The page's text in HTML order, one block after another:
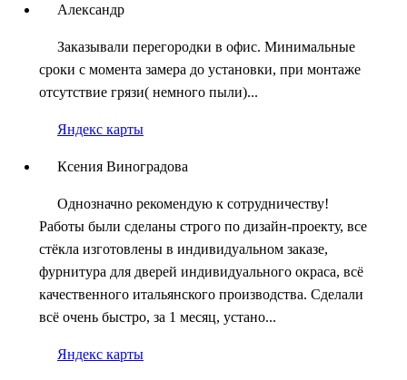
Александр
Заказывали перегородки в офис. Минимальные
сроки с момента замера до установки, при монтаже
отсутствие грязи( немного пыли)...
Яндекс карты
Ксения Виноградова
Однозначно рекомендую к сотрудничеству!
Работы были сделаны строго по дизайн-проекту, все
стёкла изготовлены в индивидуальном заказе,
фурнитура для дверей индивидуального окраса, всё
качественного итальянского производства. Сделали
всё очень быстро, за 1 месяц, устано...
Яндекс карты